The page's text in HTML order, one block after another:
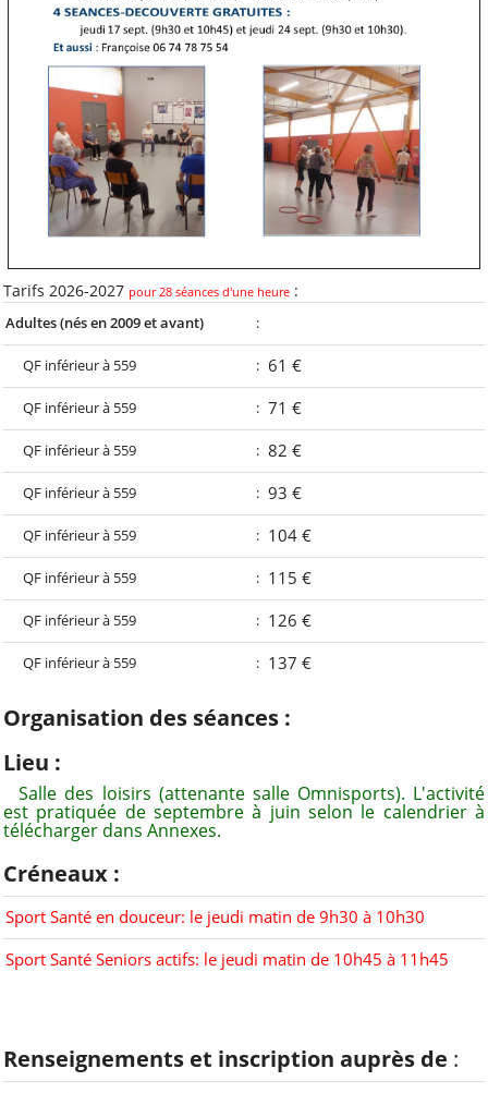
Bon à savoir
Distinctions et
hommages
Ressources
Comptes rendus
Les documents
d'adhésion
Les publications
Autres documents
Vu dans la Presse
Table des matières
Par catégorie
Par mot-clé
Par ordre alphabétique
Tags
ALCT
Ecole
Kayak-polo
Tous les mots-clés
À voir aussi
Sections de l'amicale
L'Art au Belvédère
Tarifs 2026-2027 pour 28 séances d'une heure:
Adultes (nés en 2009 et avant) :
QF inférieur à 559 : 61 €
QF inférieur à 559 : 71 €
QF inférieur à 559 : 82 €
QF inférieur à 559 : 93 €
QF inférieur à 559 : 104 €
QF inférieur à 559 : 115 €
QF inférieur à 559 : 126 €
QF inférieur à 559 : 137 €
Organisation des séances :
Lieu :
Salle des loisirs (attenante salle Omnisports). L'activité
est pratiquée de septembre à juin selon le calendrier à
télécharger dans Annexes.
Créneaux :
Sport Santé en douceur: le jeudi matin de 9h30 à 10h30
Sport Santé Seniors actifs: le jeudi matin de 10h45 à 11h45
Renseignements et inscription auprès de :